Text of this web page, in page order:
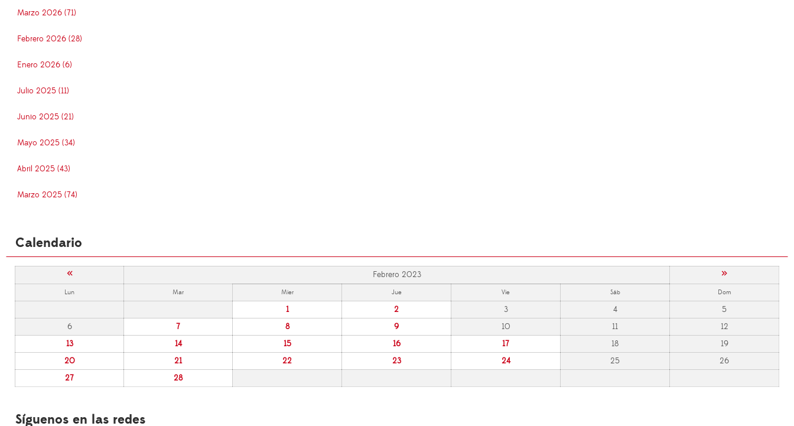
Marzo 2026 (71)
Febrero 2026 (28)
Enero 2026 (6)
Julio 2025 (11)
Junio 2025 (21)
Mayo 2025 (34)
Abril 2025 (43)
Marzo 2025 (74)
Calendario
« Febrero 2023 »
Lun Mar Mier Jue Vie Sáb Dom
1 2 3 4
5
6
7 8 9 10 11
12
13
14 15 16 17 18
19
20
21 22 23 24 25
26
27
28
Síguenos en las redes